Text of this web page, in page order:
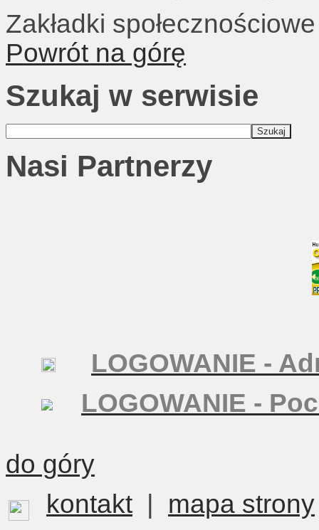
Zakładki społecznościowe
Powrót na górę
Szukaj w serwisie
Nasi Partnerzy
LOGOWANIE -
LOGOWANIE -
do góry
kontakt
mapa strony